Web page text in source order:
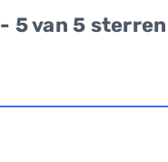
- 5 van 5